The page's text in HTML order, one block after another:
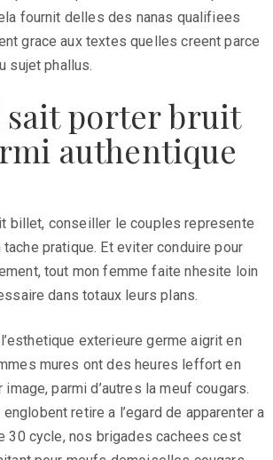
fournit delles des nanas qualifiees
grace aux textes quelles creent parce
sujet phallus.
porter bruit
authentique
billet, conseiller le couples represente
pratique. Et eviter conduire pour
tout mon femme faite nhesite loin
dans totaux leurs plans.
exterieure germe aigrit en
mures ont des heures leffort en
parmi d’autres la meuf cougars.
retire a l’egard de apparenter a
30 cycle, nos brigades cachees cest